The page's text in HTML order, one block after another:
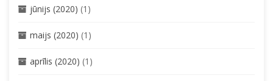
jūnijs (2020) (1)
maijs (2020) (1)
aprīlis (2020) (1)